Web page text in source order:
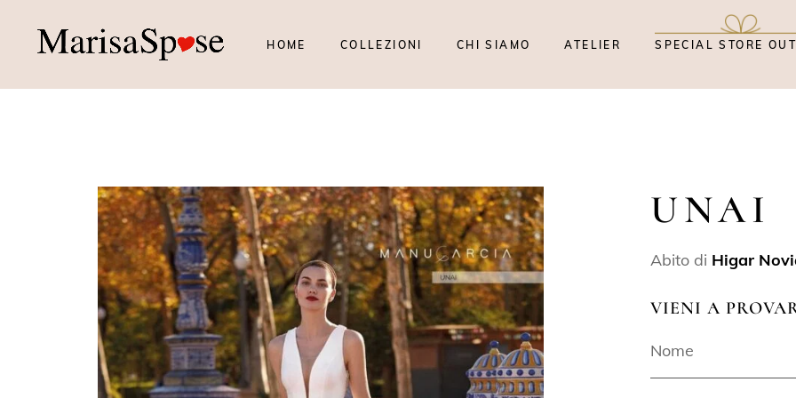
HOME COLLEZIONI CHI SIAMO ATELIER SPECIAL STORE
UNAI
Abito di Higar
VIENI A